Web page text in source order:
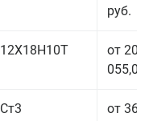
руб.
12Х18Н10Т
от 208
055,00
Ст3
от 36